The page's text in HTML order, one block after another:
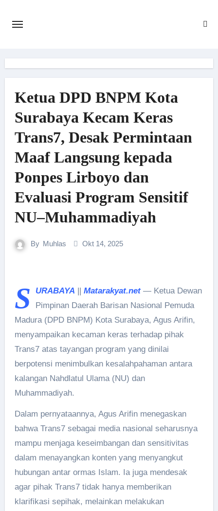
Ketua DPD BNPM Kota
Surabaya Kecam Keras
Trans7, Desak Permintaan
Maaf Langsung kepada
Ponpes Lirboyo dan
Evaluasi Program Sensitif
NU–Muhammadiyah
By Muhlas Okt 14, 2025
S URABAYA || Matarakyat.net— Ketua Dewan
Pimpinan Daerah Barisan Nasional Pemuda
Madura (DPD BNPM) Kota Surabaya, Agus Arifin,
menyampaikan kecaman keras terhadap pihak
Trans7 atas tayangan program yang dinilai
berpotensi menimbulkan kesalahpahaman antara
kalangan Nahdlatul Ulama (NU) dan
Muhammadiyah.
Dalam pernyataannya, Agus Arifin menegaskan
bahwa Trans7 sebagai media nasional seharusnya
mampu menjaga keseimbangan dan sensitivitas
dalam menayangkan konten yang menyangkut
hubungan antar ormas Islam. Ia juga mendesak
agar pihak Trans7 tidak hanya memberikan
klarifikasi sepihak, melainkan melakukan